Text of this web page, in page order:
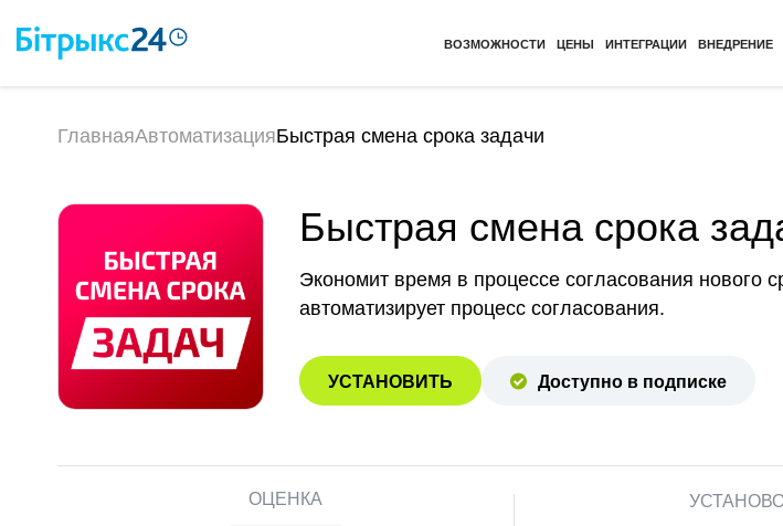
ВОЗМОЖНОСТИ ЦЕНЫ ИНТЕГРАЦИИ ВНЕДРЕНИЕ
ГлавнаяАвтоматизацияБыстрая смена срока задачи
Быстрая смена срока
Экономит время в процессе согласования нового
автоматизирует процесс согласования.
УСТАНОВИТЬ Доступно в подписке
ОЦЕНКА